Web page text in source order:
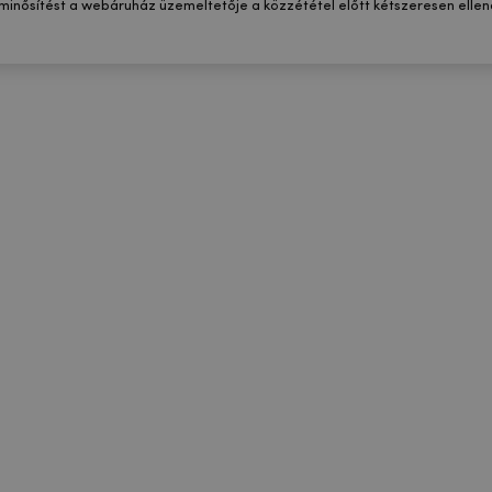
a webáruház üzemeltetője a közzététel előtt kétszeresen